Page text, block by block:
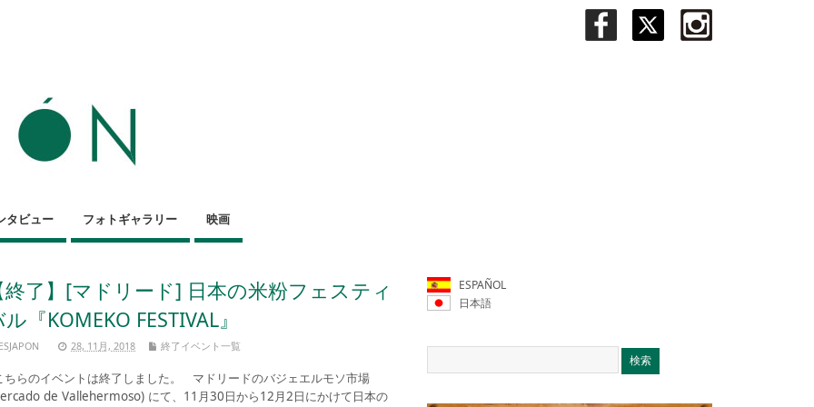
タビュー フォトギャラリー 映画
終了】[マドリード] 日本の米粉フェスティ
『KOMEKO FESTIVAL』
28, 11月, 2018 終了イベント一覧
らのイベントは終了しました。 マドリードのバジェエルモソ市場
de Vallehermoso) にて、11月30日から12月2日にかけて日本の
ESPAÑOL
日本語